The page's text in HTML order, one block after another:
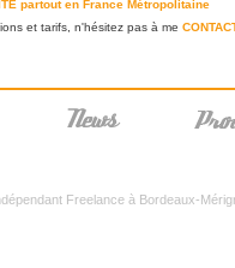
partout en France Métropolitaine
et tarifs, n'hésitez pas à me
Freelance à Bordeaux-